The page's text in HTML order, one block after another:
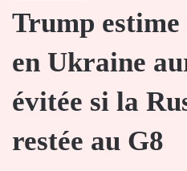
Trump
en Ukraine
évitée si la
restée au G8